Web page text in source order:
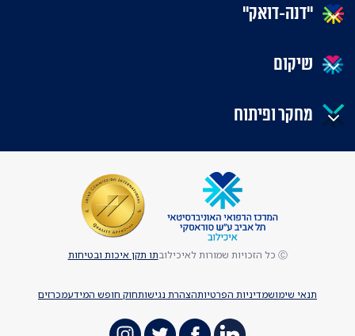
"דנה-דואק"
שיקום
מחקר ופיתוח
תנאי שימושמדיניות הפרטיותהצהרת נגישותחוק חופש המידעמכרזים
Ⓒ כל הזכויות שמורות לאיכילוב תו תקן איכות ובטיחות